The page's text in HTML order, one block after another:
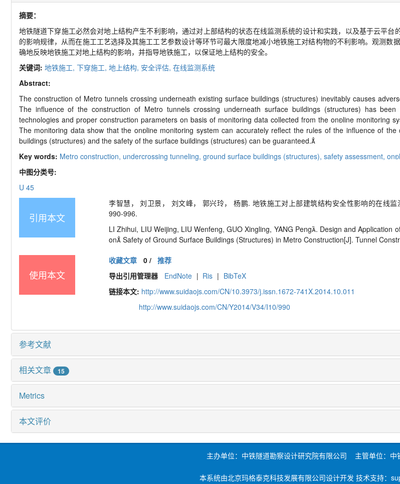
摘要：
地铁隧道下穿施工必然会对地上结构产生不利影响，通过对上部结构的状态在线监测系统的设计和实践，以及基于云平台
的影响规律，从而在施工工艺选择及其施工工艺参数设计等环节可最大限度地减小地铁施工对结构物的不利影响。观测数
确地反映地铁施工对地上结构的影响，并指导地铁施工，以保证地上结构的安全。
关键词: 地铁施工, 下穿施工, 地上结构, 安全评估, 在线监测系统
Abstract:
The construction of Metro tunnels crossing underneath existing surface buildings (structures) inevitably causes
The influence of the construction of Metro tunnels crossing underneath surface buildings (structures) has been
technologies and proper construction parameters on basis of monitoring data collected from the online monitoring
The monitoring data show that the online monitoring system can accurately reflect the rules of the influence of
buildings (structures) and the safety of the surface buildings (structures) can be guaranteed.
Key words: Metro construction, undercrossing tunneling, ground surface buildings (structures), safety assessment,
中图分类号:
U 45
引用本文
李智慧， 刘卫景， 刘文峰， 郭兴玲， 杨鹏. 地铁施工对上部建筑结构安全性影响的在线
990-996.
LI Zhihui, LIU Weijing, LIU Wenfeng, GUO Xingling, YANG Peng. Design and Application
on Safety of Ground Surface Buildings (Structures) in Metro Construction[J]. Tunnel
使用本文
收藏文章 0/ 推荐
导出引用管理器
EndNote | Ris | BibTeX
链接本文: http://www.suidaojs.com/CN/10.3973/j.issn.1672-741X.2014.10.011
http://www.suidaojs.com/CN/Y2014/V34/I10/990
参考文献
相关文章 15
Metrics
本文评价
主办单位：中铁隧道勘察设计研究院有限公司 主管单位：中
本系统由北京玛格泰克科技发展有限公司设计开发 技术支持：